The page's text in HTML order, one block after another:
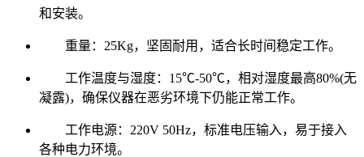
和安装。
重量：25Kg，坚固耐用，适合长时间稳定工作。
工作温度与湿度：15℃-50℃，相对湿度最高80%(无
凝露)，确保仪器在恶劣环境下仍能正常工作。
工作电源：220V 50Hz，标准电压输入，易于接入
各种电力环境。